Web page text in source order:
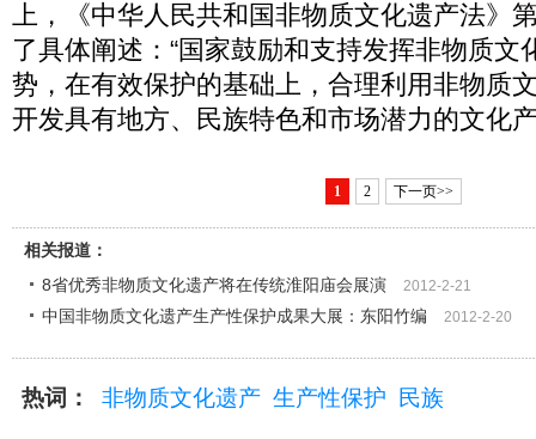
上，《中华人民共和国非物质文化遗产法》
了具体阐述：“国家鼓励和支持发挥非物质文
势，在有效保护的基础上，合理利用非物质
开发具有地方、民族特色和市场潜力的文化
1 2 下一页>>
相关报道：
8省优秀非物质文化遗产将在传统淮阳庙会展演
2012-2-21
中国非物质文化遗产生产性保护成果大展：东阳竹编 2012-2-20
热词： 非物质文化遗产 生产性保护 民族